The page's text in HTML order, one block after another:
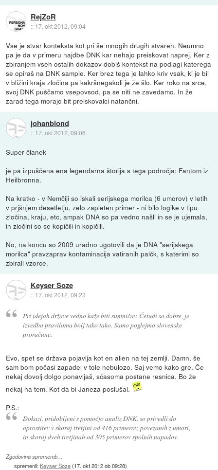
RejZoR
:: 17. okt 2012, 09:04
Vse je stvar konteksta kot pri še mnogih drugih stvareh. Neumno
pa je da v primeru najdbe DNK kar nehajo preiskovat naprej. Ker z
zbiranjem vseh ostalih dokazov dobiš kontekst na podlagi katerega
se opiraš na DNK sample. Ker brez tega je lahko kriv vsak, ki je bil
v bližini kraja zločina pa kakršnegakoli je že šlo. Ker roko na srce,
svoj DNK puščamo vsepovsod, pa se niti ne zavedamo. In že
zarad tega morajo bit preiskovalci natančni.
johanblond
:: 17. okt 2012, 09:06
Super članek
je pa izpuščena ena legendarna štorija s tega področja: Fantom iz
Heilbronna.
Na kratko - v Nemčiji so iskali serijskega morilca (6 umorov) v letih
v prjšnjem desetletju, zelo zapleten primer - ni bilo logike v tipu
zločina, kraju, etc, ampak DNA so pa vedno našli in se je ujemala,
in zločini so se kopičili in kopičili.
No, na koncu so 2009 uradno ugotovili da je DNA "serijskega
morilca" pravzaprav kontaminacija vatiranih palčk, s katerimi so
zbirali vzorce.
Keyser Soze
:: 17. okt 2012, 09:23
Pri idejah države vedno kaže biti sumničav. Četudi so dobre, je
izvedba praviloma bolj tako tako. Samo poglejmo slovenske
proračune.
Evo, spet se država pojavlja kot en alien na tej zemlji. Damn, še
sam bom počasi zapadel v tole nebulozo. Saj vemo kako gre. Če
nekaj dovolj dolgo ponavljaš, sčasoma postane resnica. Bo že
nekaj na tem. Kot da bi Janeza poslušal.
P.S.:
Dokazi, pridobljeni s pomočjo analiz DNK, so privedli do
oprostitev v skoraj tretjini od 416 primerov, povezanih z umori,
in skoraj dveh tretjinah od 305 primerov spolnih napadov.
Zgodovina sprememb…
spremenil: Keyser Soze(17. okt 2012 ob 09:28)